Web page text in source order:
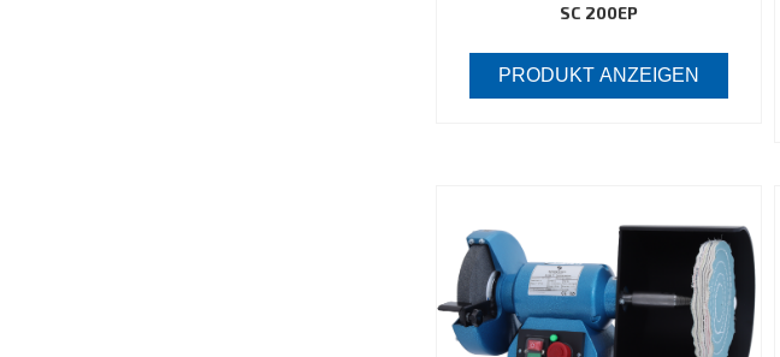
SC 200EP
PRODUKT ANZEIGEN